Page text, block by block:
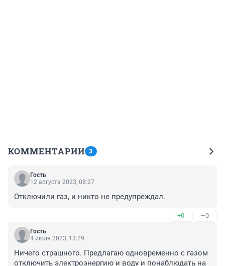
КОММЕНТАРИИ 3
Гость
12 августа 2023, 08:27
Отключили газ, и никто не предупреждал.
+0 –0
Гость
4 июля 2023, 13:29
Ничего страшного. Предлагаю одновременно с газом
отключить электроэнергию и воду и понаблюдать на